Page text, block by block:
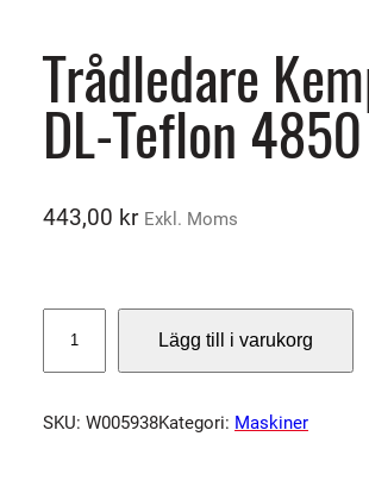
Trådledare
DL-Teflon 4850
443,00 kr Exkl. Moms
å
l
Lägg till i varukorg
SKU: W005938Kategori: Maskiner